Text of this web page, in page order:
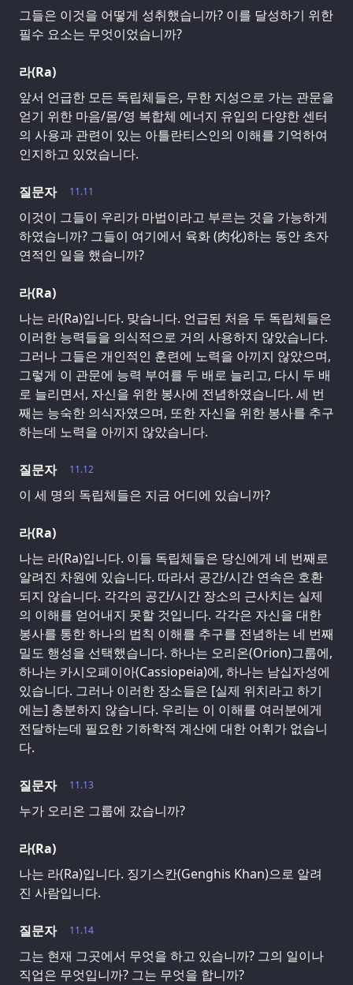
그들은 이것을 어떻게 성취했습니까? 이를 달성하기 위한
필수 요소는 무엇이었습니까?
라(Ra)
앞서 언급한 모든 독립체들은, 무한 지성으로 가는 관문을
얻기 위한 마음/몸/영 복합체 에너지 유입의 다양한 센터
의 사용과 관련이 있는 아틀란티스인의 이해를 기억하여
인지하고 있었습니다.
11.11
질문자
이것이 그들이 우리가 마법이라고 부르는 것을 가능하게
하였습니까? 그들이 여기에서 육화 (肉化)하는 동안 초자
연적인 일을 했습니까?
라(Ra)
나는 라(Ra)입니다. 맞습니다. 언급된 처음 두 독립체들은
이러한 능력들을 의식적으로 거의 사용하지 않았습니다.
그러나 그들은 개인적인 훈련에 노력을 아끼지 않았으며,
그렇게 이 관문에 능력 부여를 두 배로 늘리고, 다시 두 배
로 늘리면서, 자신을 위한 봉사에 전념하였습니다. 세 번
째는 능숙한 의식자였으며, 또한 자신을 위한 봉사를 추구
하는데 노력을 아끼지 않았습니다.
11.12
질문자
이 세 명의 독립체들은 지금 어디에 있습니까?
라(Ra)
나는 라(Ra)입니다. 이들 독립체들은 당신에게 네 번째로
알려진 차원에 있습니다. 따라서 공간/시간 연속은 호환
되지 않습니다. 각각의 공간/시간 장소의 근사치는 실제
의 이해를 얻어내지 못할 것입니다. 각각은 자신을 대한
봉사를 통한 하나의 법칙 이해를 추구를 전념하는 네 번째
밀도 행성을 선택했습니다. 하나는 오리온(Orion)그룹에,
하나는 카시오페이아(Cassiopeia)에, 하나는 남십자성에
있습니다. 그러나 이러한 장소들은 [실제 위치라고 하기
에는] 충분하지 않습니다. 우리는 이 이해를 여러분에게
전달하는데 필요한 기하학적 계산에 대한 어휘가 없습니
다.
11.13
질문자
누가 오리온 그룹에 갔습니까?
라(Ra)
나는 라(Ra)입니다. 징기스칸(Genghis Khan)으로 알려
진 사람입니다.
11.14
질문자
그는 현재 그곳에서 무엇을 하고 있습니까? 그의 일이나
직업은 무엇입니까? 그는 무엇을 합니까?